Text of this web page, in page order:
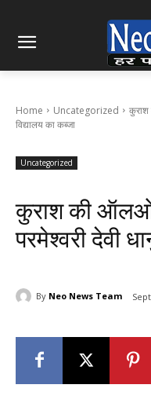
Home Uncategorized
कुराश
विद्यालय का कब्जा
Uncategorized
कुराश की
परमेश्वरी देवी
By Neo News Team